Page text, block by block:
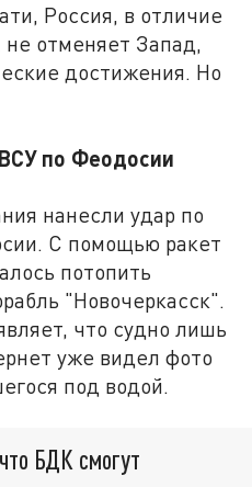
Россия, в отличие
не отменяет Запад,
достижения. Но
по Феодосии
нанесли удар по
С помощью ракет
потопить
"Новочеркасск".
что судно лишь
уже видел фото
под водой.
БДК смогут